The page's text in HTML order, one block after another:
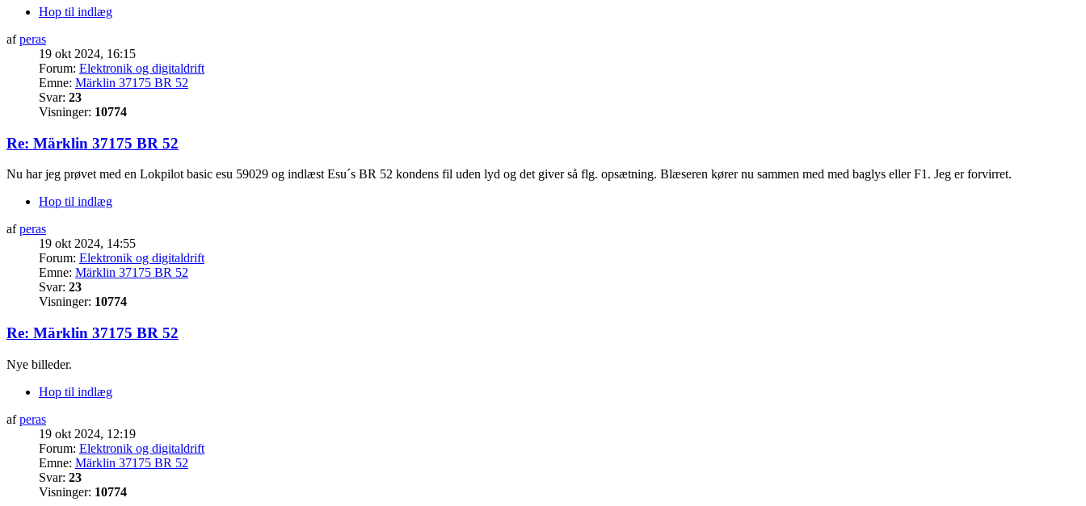
Hop til indlæg
afperas
19 okt 2024, 16:15
Forum: Elektronik og digitaldrift
Emne: Märklin 37175 BR 52
Svar: 23
Visninger: 10774
Re: Märklin 37175 BR 52
Nu har jeg prøvet med en Lokpilot basic esu 59029 og indlæst Esu´s BR 52 kondens fil uden lyd og det giver så flg. opsætning. Blæseren kører nu sammen med med baglys eller F1. Jeg er forvirret.
Hop til indlæg
afperas
19 okt 2024, 14:55
Forum: Elektronik og digitaldrift
Emne: Märklin 37175 BR 52
Svar: 23
Visninger: 10774
Re: Märklin 37175 BR 52
Nye billeder.
Hop til indlæg
afperas
19 okt 2024, 12:19
Forum: Elektronik og digitaldrift
Emne: Märklin 37175 BR 52
Svar: 23
Visninger: 10774